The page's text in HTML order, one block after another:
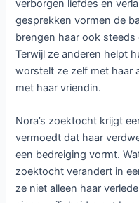
verborgen liefdes en
gesprekken vormen de
brengen haar ook steeds
Terwijl ze anderen helpt
worstelt ze zelf met haar
met haar vriendin.
Nora’s zoektocht krijgt
vermoedt dat haar
een bedreiging vormt.
zoektocht verandert in
ze niet alleen haar